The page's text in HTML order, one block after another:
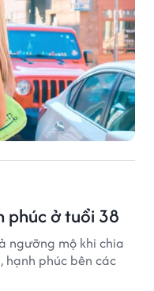
phúc ở tuổi 38
ngưỡng mộ khi chia
hạnh phúc bên các